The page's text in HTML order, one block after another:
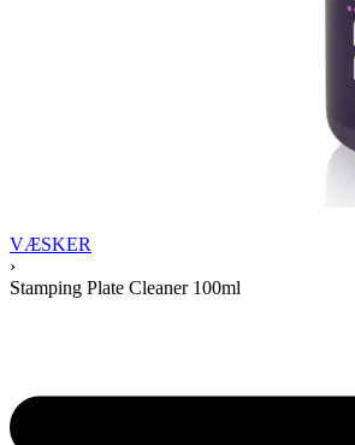
VÆSKER
›
Stamping Plate Cleaner 100ml